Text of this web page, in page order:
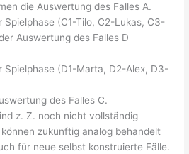
die Auswertung des Falles A.
Spielphase (C1-Tilo, C2-Lukas, C3-
Auswertung des Falles D
Spielphase (D1-Marta, D2-Alex, D3-
des Falles C.
z. Z. noch nicht vollständig
zukünftig analog behandelt
für neue selbst konstruierte Fälle.